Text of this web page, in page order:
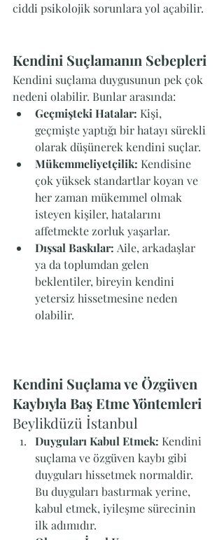
ciddi psikolojik sorunlara yol açabilir.
Kendini Suçlamanın Sebepleri
Kendini suçlama duygusunun pek çok
nedeni olabilir. Bunlar arasında:
Geçmişteki Hatalar: Kişi,
geçmişte yaptığı bir hatayı sürekli
olarak düşünerek kendini suçlar.
Mükemmeliyetçilik: Kendisine
çok yüksek standartlar koyan ve
her zaman mükemmel olmak
isteyen kişiler, hatalarını
affetmekte zorluk yaşarlar.
Dışsal Baskılar: Aile, arkadaşlar
ya da toplumdan gelen
beklentiler, bireyin kendini
yetersiz hissetmesine neden
olabilir.
Kendini Suçlama ve Özgüven
Kaybıyla Baş Etme Yöntemleri
Beylikdüzü İstanbul
Duyguları Kabul Etmek: Kendini
suçlama ve özgüven kaybı gibi
duyguları hissetmek normaldir.
Bu duyguları bastırmak yerine,
kabul etmek, iyileşme sürecinin
ilk adımıdır.